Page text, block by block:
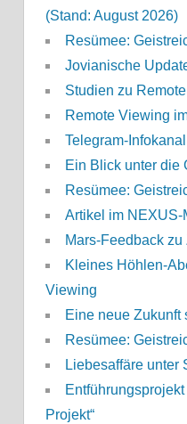
(Stand: August 2026)
Resümee:
Jovianische
Studien zu
Remote Viewing
Telegram-
Ein Blick unter die
Resümee:
Artikel im NEXUS-
Mars-Feedback
Kleines Höhlen-
Viewing
Eine neue Zukunft
Resümee:
Liebesaffäre unter
Projekt“